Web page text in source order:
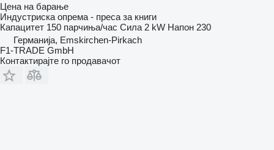
Цена на барање
Индустриска опрема - преса за книги
Капацитет 150 парчиња/час Сила 2 kW Напон 230
Германија, Emskirchen-Pirkach
F1-TRADE GmbH
Контактирајте го продавачот